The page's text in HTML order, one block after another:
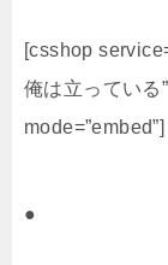
[csshop
俺は立っている
mode=”embed”]
●